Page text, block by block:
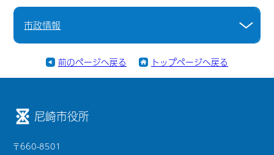
市政情報
前のページへ戻る トップページへ戻る
尼崎市役所
〒660-8501